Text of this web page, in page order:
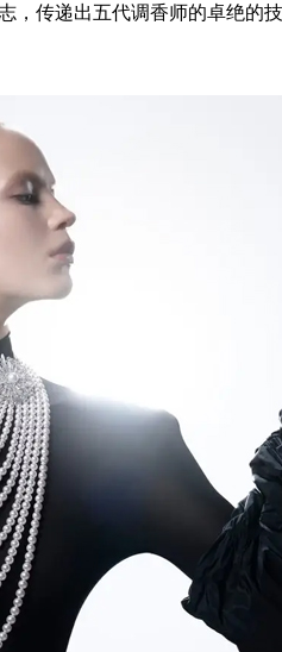
传递出五代调香师的卓绝的